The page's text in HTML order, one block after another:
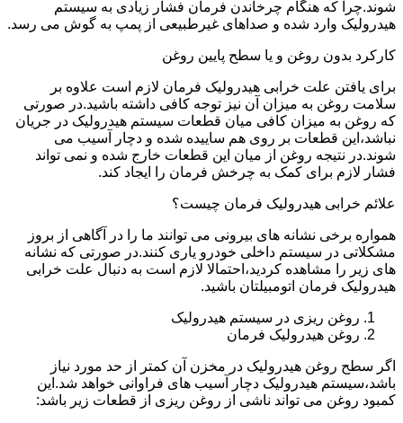
شوند.چرا که هنگام چرخاندن فرمان فشار زیادی به سیستم
هیدرولیک وارد شده و صداهای غیرطبیعی از پمپ به گوش می رسد.
کارکرد بدون روغن و یا سطح پایین روغن
برای یافتن علت خرابی هیدرولیک فرمان لازم است علاوه بر
سلامت روغن به میزان آن نیز توجه کافی داشته باشید.در صورتی
که روغن به میزان کافی میان قطعات سیستم هیدرولیک در جریان
نباشد،این قطعات بر روی هم ساییده شده و دچار آسیب می
شوند.در نتیجه روغن از میان این قطعات خارج شده و نمی تواند
فشار لازم برای کمک به چرخش فرمان را ایجاد کند.
علائم خرابی هیدرولیک فرمان چیست؟
همواره برخی نشانه های بیرونی می توانند ما را در آگاهی از بروز
مشکلاتی در سیستم داخلی خودرو یاری کنند.در صورتی که نشانه
های زیر را مشاهده کردید،احتمالا لازم است به دنبال علت خرابی
هیدرولیک فرمان اتومبیلتان باشید.
روغن ریزی در سیستم هیدرولیک
روغن هیدرولیک فرمان
اگر سطح روغن هیدرولیک در مخزن آن کمتر از حد مورد نیاز
باشد،سیستم هیدرولیک دچار آسیب های فراوانی خواهد شد.این
کمبود روغن می تواند ناشی از روغن ریزی از قطعات زیر باشد: